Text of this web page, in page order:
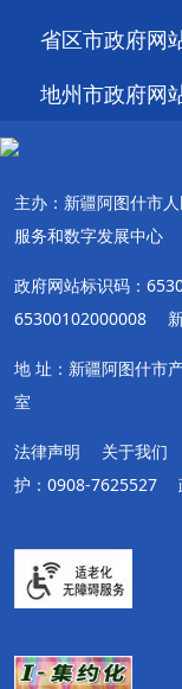
省区市政府网
地州市政府网
主办：新疆阿图什市
服务和数字发展中心
政府网站标识码：
65300102000008
地 址：新疆阿图什市
室
法律声明 关于我们
护：0908-7625527